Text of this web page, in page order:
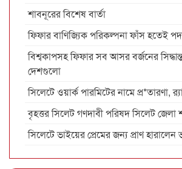
শাবনূরের বিশেষ বার্তা
ফিফার বাণিজ্যিক পরিকল্পনা ফাঁস হতেই
বিশ্বকাপসহ ফিফার সব আসর বর্জনের
দেশগুলো
সিলেটে ওয়ার্ক পারমিটের নামে প্র*তারণা,
বৃহত্তর সিলেট গণদাবী পরিষদ সিলেট জেলা
সিলেটে ভাইয়ের প্রেমের জন্য প্রাণ হারালেন